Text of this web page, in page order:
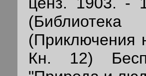
Кн. 12)